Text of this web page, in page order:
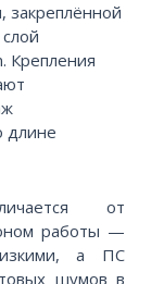
закреплённой
Крепления
длине
от
работы —
а ПС
шумов в